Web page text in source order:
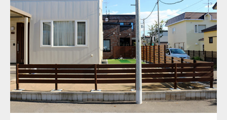
セミクローズ ナチュラル お庭 目隠し インターロッキング バーベキ
ュースペース
フェンス 豊平区 リ・エクステリア